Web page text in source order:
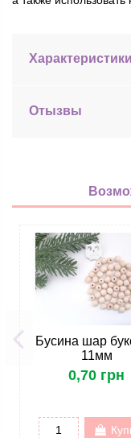
Характеристики
Отызвы
Бусина шар
11мм
0,70 грн